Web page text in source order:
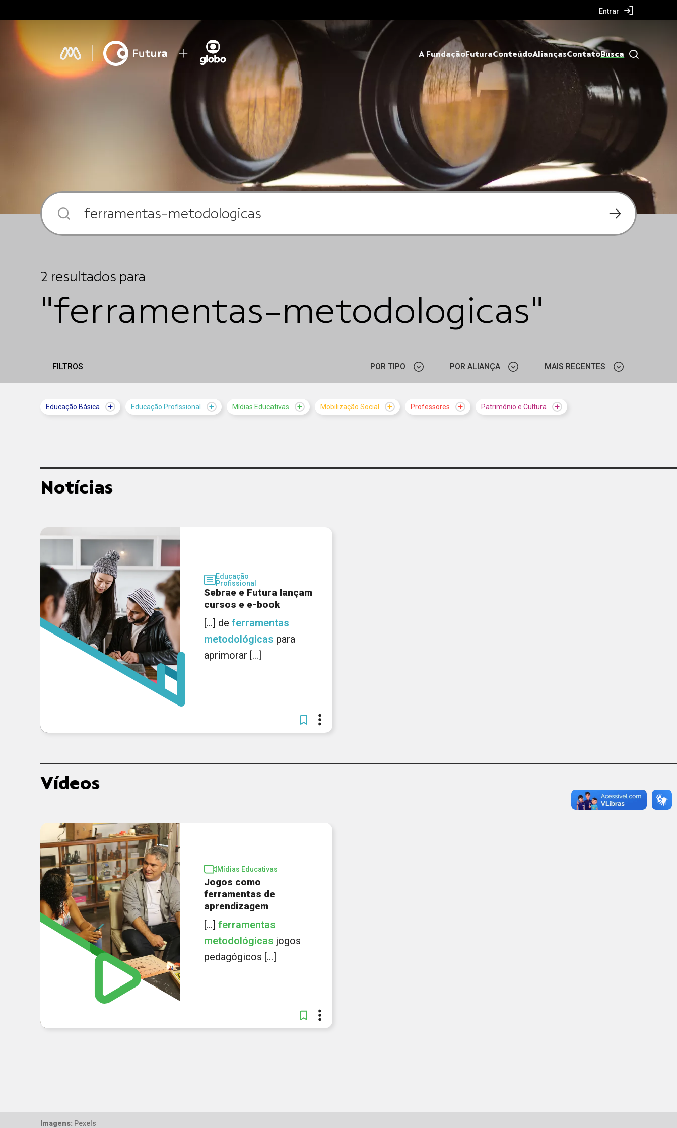
Entrar
A FundaçãoFuturaConteúdoAliançasContatoBusca
2 resultados para
"ferramentas-metodologicas"
FILTROS POR TIPO POR ALIANÇA MAIS RECENTES
Educação Básica Educação Profissional Mídias Educativas Mobilização Social Professores Patrimônio e Cultura
Notícias
Educação
Profissional
Sebrae e Futura lançam
cursos e e-book
[...] de ferramentas
metodológicas para
aprimorar [...]
Vídeos
Mídias Educativas
Jogos como
ferramentas de
aprendizagem
[...] ferramentas
metodológicas jogos
pedagógicos [...]
Imagens: Pexels